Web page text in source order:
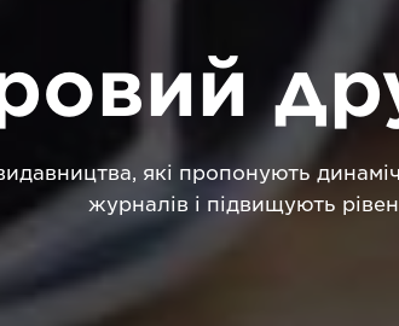
які пропонують
журналів і підвищують